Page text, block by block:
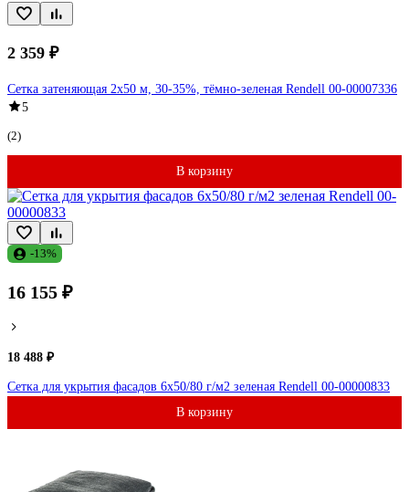
2 359 ₽
Сетка затеняющая 2x50 м, 30-35%, тёмно-зеленая Rendell 00-00007336
5
(2)
В корзину
-13%
16 155 ₽
18 488 ₽
Сетка для укрытия фасадов 6х50/80 г/м2 зеленая Rendell 00-00000833
В корзину